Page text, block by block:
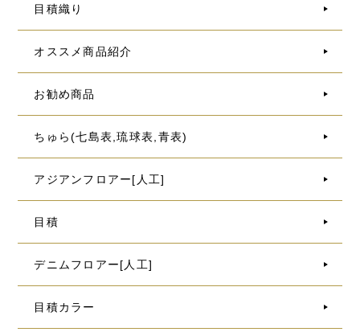
目積織り
オススメ商品紹介
お勧め商品
ちゅら(七島表,琉球表,青表)
アジアンフロアー[人工]
目積
デニムフロアー[人工]
目積カラー